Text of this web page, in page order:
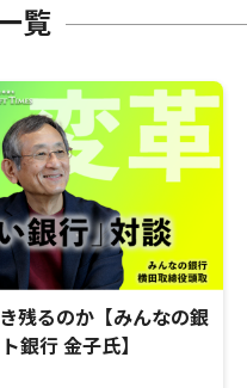
覧
残るのか【みんなの銀
行 横田氏×GMOあおぞらネット銀行 金子氏】